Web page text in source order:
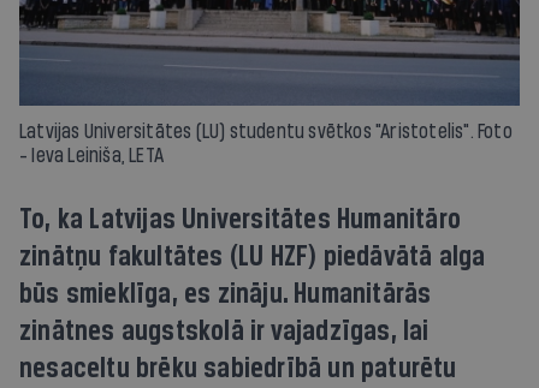
Latvijas Universitātes (LU) studentu svētkos "Aristotelis". Foto
- Ieva Leiniša, LETA
To, ka Latvijas Universitātes Humanitāro
zinātņu fakultātes (LU HZF) piedāvātā alga
būs smieklīga, es zināju. Humanitārās
zinātnes augstskolā ir vajadzīgas, lai
nesaceltu brēku sabiedrībā un paturētu